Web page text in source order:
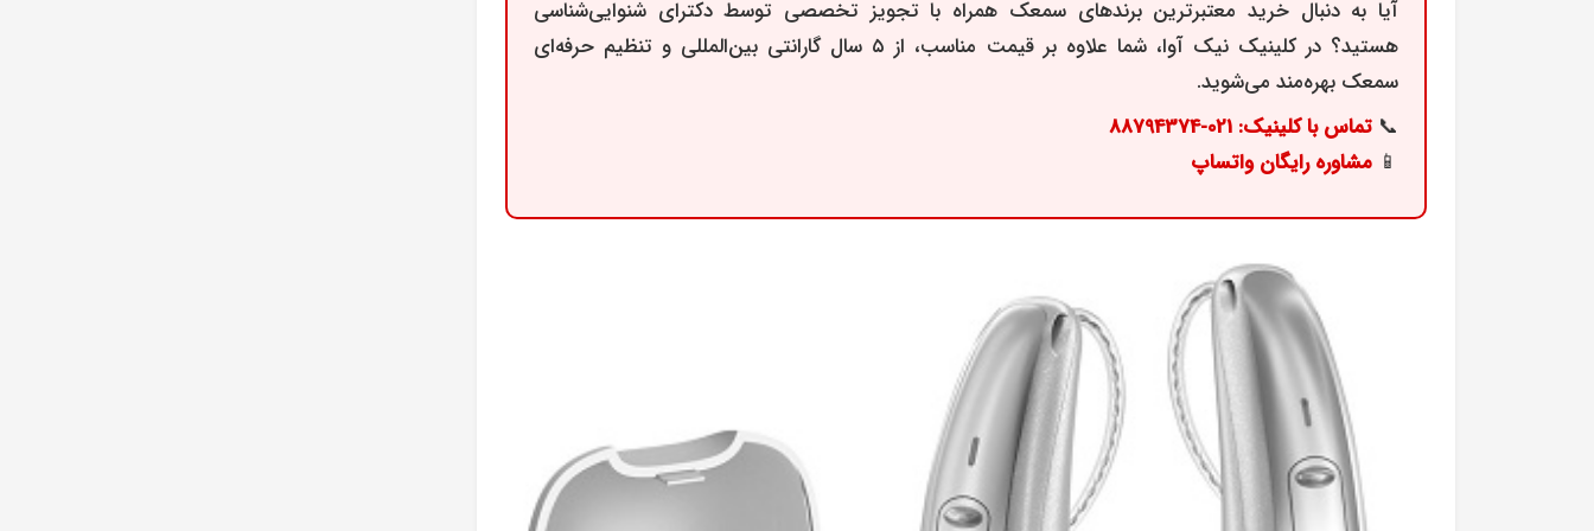
آیا به دنبالخرید معتبرترین برندهای سمعک همراه با تجویز تخصصی توسط دکترای شنوایی‌شناسی
هستید؟ در کلینیک نیک آوا، شما علاوه بر قیمت مناسب، از ۵ سال گارانتی بین‌المللی و تنظیم حرفه‌ای
سمعک بهره‌مند می‌شوید.
📞 تماس با کلینیک: 021-88794374
📱 مشاوره رایگان واتساپ